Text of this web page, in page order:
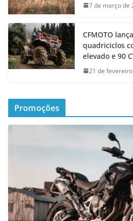
7 de março de
CFMOTO
quadriciclos
elevado e 90
21 de
Promoções